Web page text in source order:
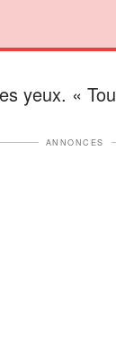
yeux. «
ANNONCES